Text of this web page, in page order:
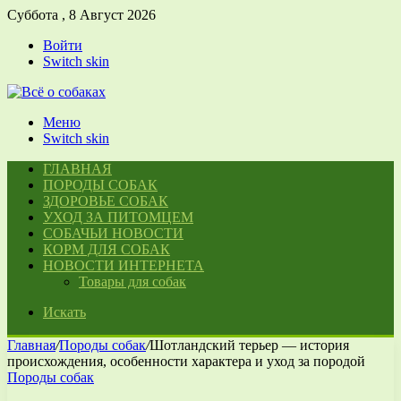
Суббота , 8 Август 2026
Войти
Switch skin
Меню
Switch skin
ГЛАВНАЯ
ПОРОДЫ СОБАК
ЗДОРОВЬЕ СОБАК
УХОД ЗА ПИТОМЦЕМ
СОБАЧЬИ НОВОСТИ
КОРМ ДЛЯ СОБАК
НОВОСТИ ИНТЕРНЕТА
Товары для собак
Искать
Главная/Породы собак/Шотландский терьер — история
происхождения, особенности характера и уход за породой
Породы собак